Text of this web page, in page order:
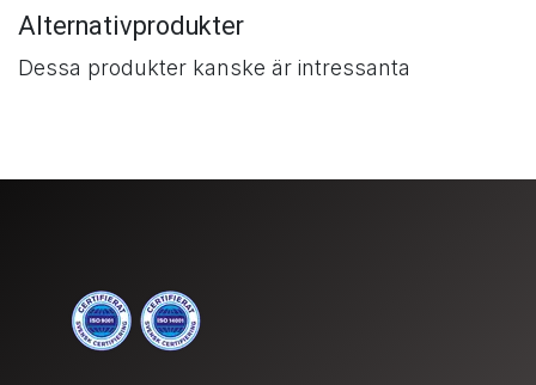
Alternativprodukter
Dessa produkter kanske är intressanta